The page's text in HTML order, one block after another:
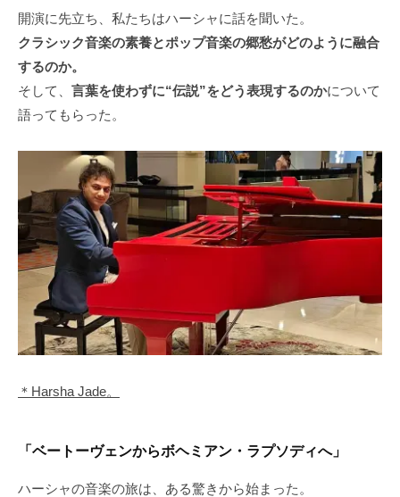
開演に先立ち、私たちはハーシャに話を聞いた。
クラシック音楽の素養とポップ音楽の郷愁がどのように融合
するのか。
そして、 言葉を使わずに“伝説”をどう表現するのかについて
語ってもらった。
＊Harsha Jade。
「ベートーヴェンからボヘミアン・ラプソディへ」
ハーシャの音楽の旅は、ある驚きから始まった。